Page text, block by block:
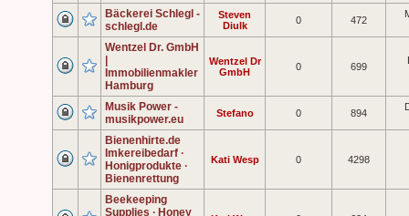
Bäckerei Schlegl -
schlegl.de
Steven
Diulk
0 472
Wentzel Dr. GmbH
Immobilienmakler
Hamburg
Wentzel Dr
GmbH
0 699
Musik Power -
musikpower.eu
Stefano 0 894
Bienenhirte.de
Imkereibedarf ∙
Honigprodukte ∙
Bienenrettung
Kati Wesp 0 4298
Beekeeping
Supplies ∙ Honey